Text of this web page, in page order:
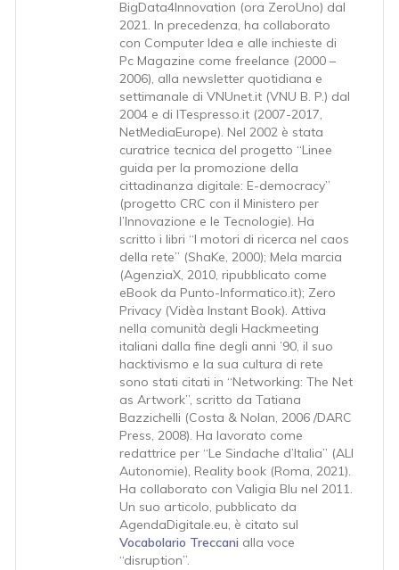
BigData4Innovation (ora ZeroUno) dal
2021. In precedenza, ha collaborato
con Computer Idea e alle inchieste di
Pc Magazine come freelance (2000 –
2006), alla newsletter quotidiana e
settimanale di VNUnet.it (VNU B. P.) dal
2004 e di ITespresso.it (2007-2017,
NetMediaEurope). Nel 2002 è stata
curatrice tecnica del progetto “Linee
guida per la promozione della
cittadinanza digitale: E-democracy”
(progetto CRC con il Ministero per
l’Innovazione e le Tecnologie). Ha
scritto i libri “I motori di ricerca nel caos
della rete” (ShaKe, 2000); Mela marcia
(AgenziaX, 2010, ripubblicato come
eBook da Punto-Informatico.it); Zero
Privacy (Vidèa Instant Book). Attiva
nella comunità degli Hackmeeting
italiani dalla fine degli anni ’90, il suo
hacktivismo e la sua cultura di rete
sono stati citati in “Networking: The Net
as Artwork”, scritto da Tatiana
Bazzichelli (Costa & Nolan, 2006 /DARC
Press, 2008). Ha lavorato come
redattrice per “Le Sindache d’Italia” (ALI
Autonomie), Reality book (Roma, 2021).
Ha collaborato con Valigia Blu nel 2011.
Un suo articolo, pubblicato da
AgendaDigitale.eu, è citato sul
Vocabolario Treccani alla voce
“disruption”.